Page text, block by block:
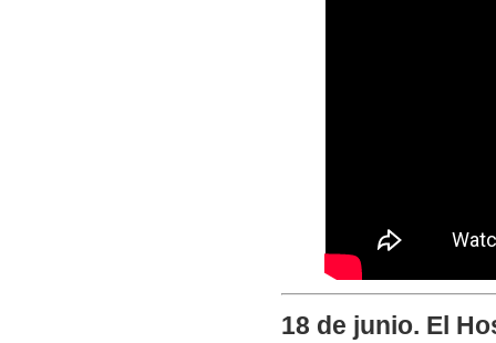
18 de junio. El